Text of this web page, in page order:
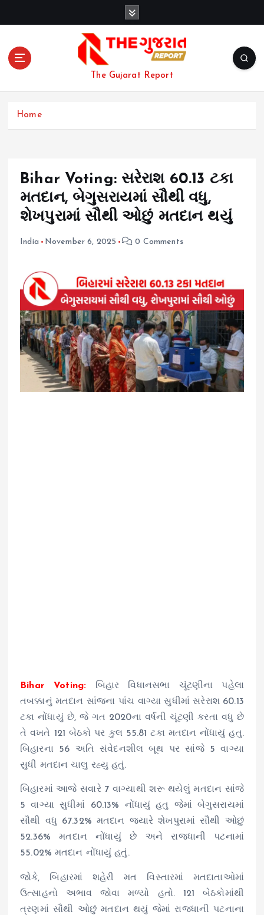
The Gujarat Report
Home
Bihar Voting: સરેરાશ 60.13 ટકા
મતદાન, બેગુસરાયમાં સૌથી વધુ,
શેખપુરામાં સૌથી ઓછું મતદાન થયું
India November 6, 2025 0 Comments
Bihar Voting: બિહાર વિધાનસભા ચૂંટણીના પહેલા
તબક્કાનું મતદાન સાંજના પાંચ વાગ્યા સુધીમાં સરેરાશ 60.13
ટકા નોંધાયું છે, જે ગત 2020ના વર્ષની ચૂંટણી કરતા વધુ છે
તે વખતે 121 બેઠકો પર કુલ 55.81 ટકા મતદાન નોંધાયું હતુ.
બિહારના 56 અતિ સંવેદનશીલ બૂથ પર સાંજે 5 વાગ્યા
સુધી મતદાન ચાલુ રહ્યુ હતું.
બિહારમાં આજે સવારે 7 વાગ્યાથી શરૂ થયેલું મતદાન સાંજે
5 વાગ્યા સુધીમાં 60.13% નોંધાયું હતુ જેમાં બેગુસરાયમાં
સૌથી વધુ 67.32% મતદાન જ્યારે શેખપુરામાં સૌથી ઓછું
52.36% મતદાન નોંધાયું છે અને રાજધાની પટનામાં
55.02% મતદાન નોંધાયું હતું.
જોકે, બિહારમાં શહેરી મત વિસ્તારમાં મતદાતાઓમાં
ઉત્સાહનો અભાવ જોવા મળ્યો હતો. 121 બેઠકોમાંથી
ત્રણમાં સૌથી ઓછું મતદાન થયું જેમાં રાજધાની પટનાના